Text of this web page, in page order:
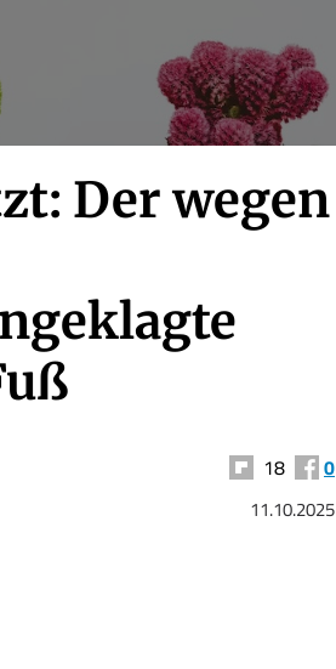
Der wegen
18 0
11.10.2025